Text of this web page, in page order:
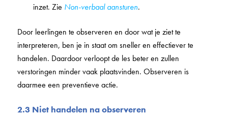
inzet. Zie Non-verbaal aansturen.
Door leerlingen te observeren en door wat je ziet te
interpreteren, ben je in staat om sneller en effectiever te
handelen. Daardoor verloopt de les beter en zullen
verstoringen minder vaak plaatsvinden. Observeren is
daarmee een preventieve actie.
2.3 Niet handelen na observeren